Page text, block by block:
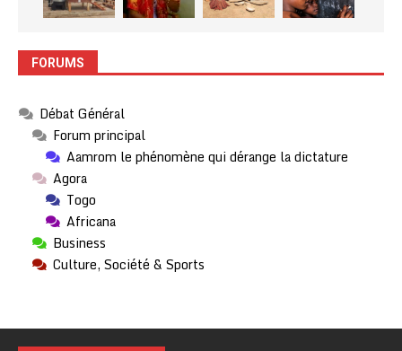
FORUMS
Débat Général
Forum principal
Aamrom le phénomène qui dérange la dictature
Agora
Togo
Africana
Business
Culture, Société & Sports